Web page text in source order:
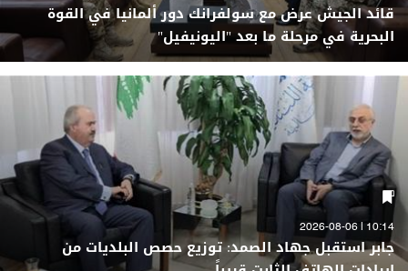
قائد الجيش عرض مع سولفرانك دور ألمانيا في القوة
البحرية في مرحلة ما بعد "اليونيفيل"
10:14 | 2026-08-06
جابر استقبل جهاد الصمد: توزيع حصص البلديات من